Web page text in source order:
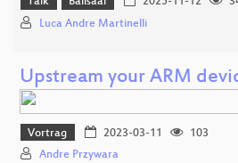
Luca Andre Martinelli
Upstream your ARM
Vortrag 2023-03-11
103
Andre Przywara